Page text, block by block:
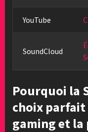
YouTube
SoundCloud
Pourquoi la
choix
gaming et la